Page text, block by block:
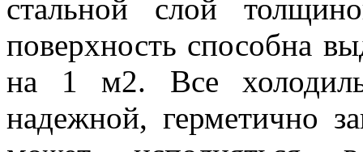
стальной слой
поверхность способна
на 1 м2. Все
надежной, герметично